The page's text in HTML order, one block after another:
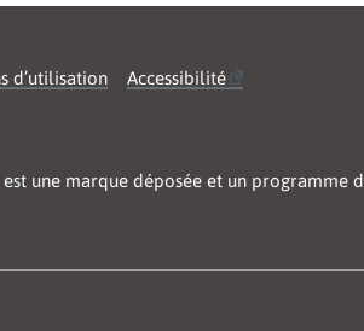
d’utilisation Accessibilité
est une marque déposée et un programme